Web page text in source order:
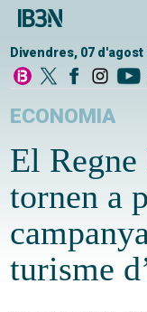
Divendres, 07 d'agost
ECONOMIA
El
tornen a
turisme